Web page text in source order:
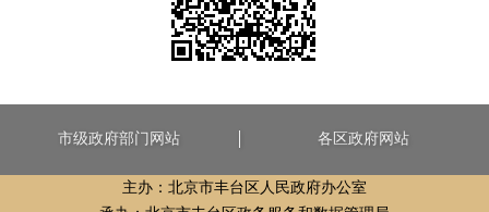
市级政府部门网站 各区政府网站
主办：北京市丰台区人民政府办公室